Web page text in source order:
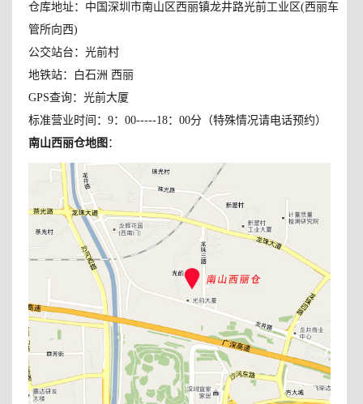
仓库地址：中国深圳市南山区西丽镇龙井路光前工业区(西丽车
管所向西)
公交站台：光前村
地铁站：白石洲 西丽
GPS查询：光前大厦
标准营业时间：9：00-----18：00分（特殊情况请电话预约）
南山西丽仓地图 ：